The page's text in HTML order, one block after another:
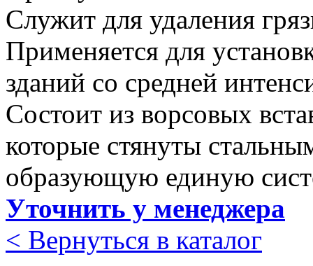
Служит для удаления
Применяется для
зданий со средней
Состоит из ворсовых
которые стянуты
образующую единую
Уточнить у менеджера
< Вернуться в каталог